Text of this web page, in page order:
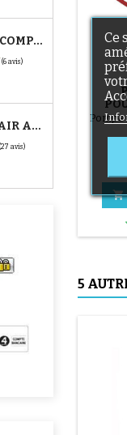
PNEU 47-203 COMPATIBLE POUSSETTE BUGABOO DONKEY - POUR ROUE ARRIÈRE
CHAMBRE À AIR ARRIÈRE POUSSETTE WHIZZ RED CASTLE

5
Ce